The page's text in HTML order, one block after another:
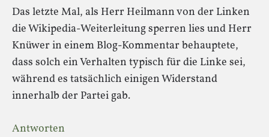
Das letzte Mal, als Herr Heilmann von der Linken
die Wikipedia-Weiterleitung sperren lies und Herr
Knüwer in einem Blog-Kommentar behauptete,
dass solch ein Verhalten typisch für die Linke sei,
während es tatsächlich einigen Widerstand
innerhalb der Partei gab.
Antworten